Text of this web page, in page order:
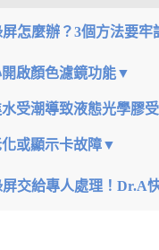
怎麼辦？3個方法要牢
開啟顏色濾鏡功能▼
受潮導致液態光學膠
或顯示卡故障▼
屏交給專人處理！Dr.A